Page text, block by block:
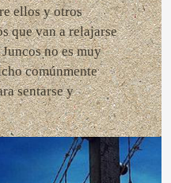
ellos y otros
que van a relajarse
no es muy
comúnmente
sentarse y